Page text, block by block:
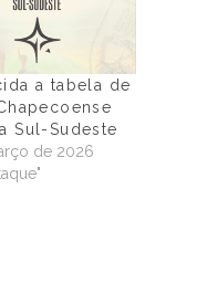
a tabela de
Sul-Sudeste
de 2026